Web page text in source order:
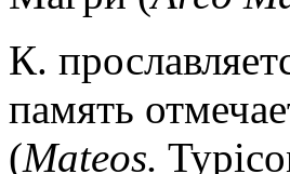
К.
память
(Mateos.